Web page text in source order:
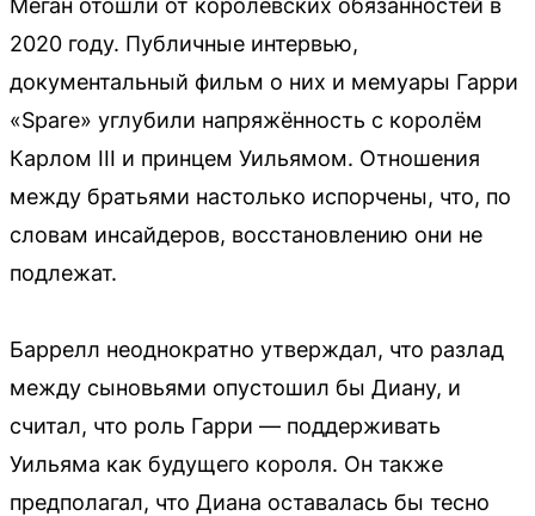
Меган отошли от королевских обязанностей в
2020 году. Публичные интервью,
документальный фильм о них и мемуары Гарри
«Spare» углубили напряжённость с королём
Карлом III и принцем Уильямом. Отношения
между братьями настолько испорчены, что, по
словам инсайдеров, восстановлению они не
подлежат.
Баррелл неоднократно утверждал, что разлад
между сыновьями опустошил бы Диану, и
считал, что роль Гарри — поддерживать
Уильяма как будущего короля. Он также
предполагал, что Диана оставалась бы тесно